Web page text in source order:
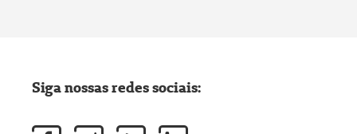
Siga nossas redes sociais: